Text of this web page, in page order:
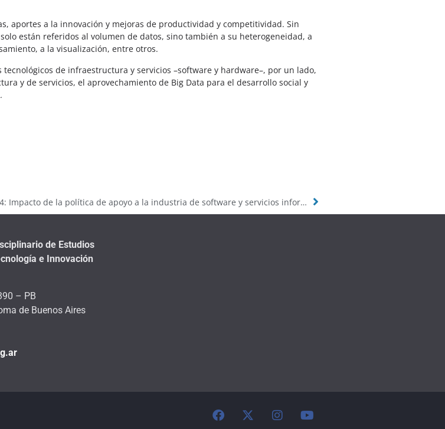
aportes a la innovación y mejoras de productividad y competitividad. Sin
están referidos al volumen de datos, sino también a su heterogeneidad, a
a la visualización, entre otros.
de infraestructura y servicios –software y hardware–, por un lado,
y de servicios, el aprovechamiento de Big Data para el desarrollo social y
DT4: Impacto de la política de apoyo a la industria de software y servicios informáticos
de Estudios
e Innovación
– PB
de Buenos Aires